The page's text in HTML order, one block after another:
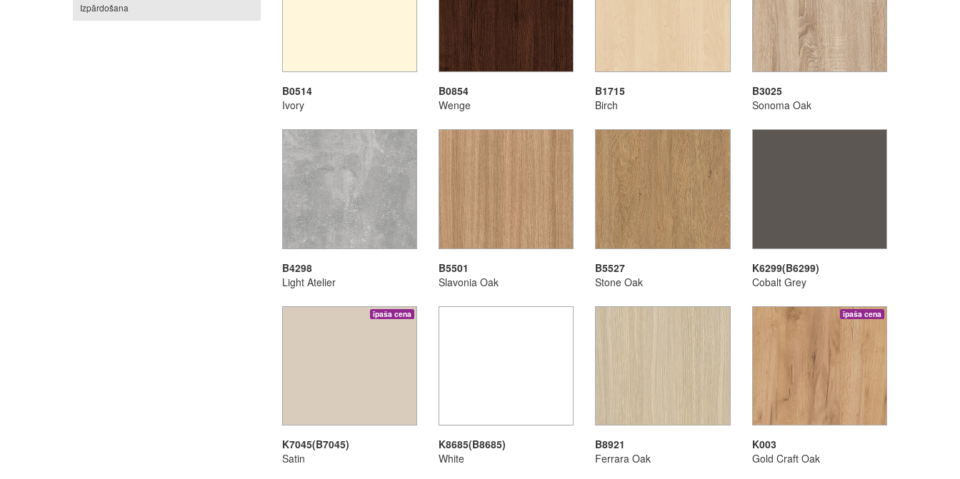
Izpārdošana
B0514
Ivory
B0854
Wenge
B1715
Birch
B3025
Sonoma Oak
B4298
Light Atelier
B5501
Slavonia Oak
B5527
Stone Oak
K6299(B6299)
Cobalt Grey
īpaša cena
K7045(B7045)
Satin
K8685(B8685)
White
B8921
Ferrara Oak
īpaša cena
K003
Gold Craft Oak